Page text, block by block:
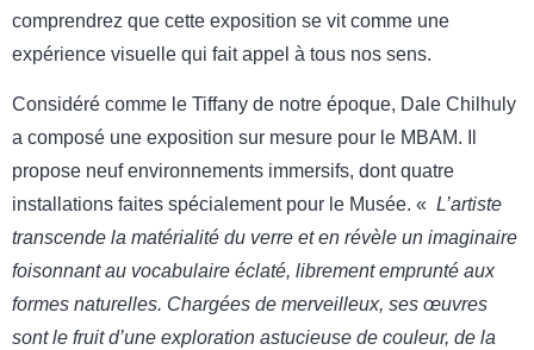
comprendrez que cette exposition se vit comme une
expérience visuelle qui fait appel à tous nos sens.
Considéré comme le Tiffany de notre époque, Dale Chilhuly
a composé une exposition sur mesure pour le MBAM. Il
propose neuf environnements immersifs, dont quatre
installations faites spécialement pour le Musée. « L’artiste
transcende la matérialité du verre et en révèle un imaginaire
foisonnant au vocabulaire éclaté, librement emprunté aux
formes naturelles. Chargées de merveilleux, ses œuvres
sont le fruit d’une exploration astucieuse de couleur, de la